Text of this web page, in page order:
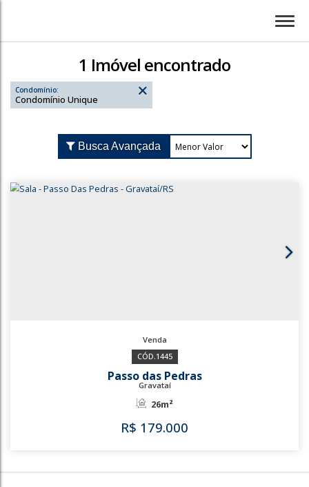
1 Imóvel encontrado
Condomínio:
Condomínio Unique
Busca Avançada
Passo das Pedras